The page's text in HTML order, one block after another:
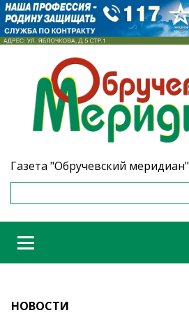
Газета "Обручевский меридиан"
НОВОСТИ